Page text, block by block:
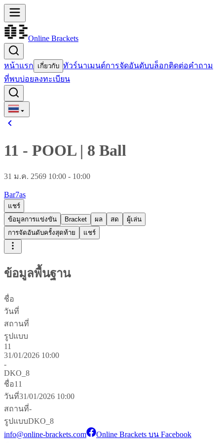
Online Brackets
หน้าแรก เกี่ยวกับ ทัวร์นาเมนต์การจัดอันดับบล็อกติดต่อคำถาม
ที่พบบ่อยลงทะเบียน
11 - POOL| 8 Ball
31 ม.ค. 2569 10:00 - 10:00
Bar7as
แชร์
ข้อมูลการแข่งขัน
Bracket ผล สด
ผู้เล่น
การจัดอันดับครั้งสุดท้าย
แชร์
ข้อมูลพื้นฐาน
ชื่อ
วันที่
สถานที่
รูปแบบ
11
31/01/2026 10:00
-
DKO_8
ชื่อ11
วันที่31/01/2026 10:00
สถานที่-
รูปแบบDKO_8
info@online-brackets.com
Online Brackets บน Facebook